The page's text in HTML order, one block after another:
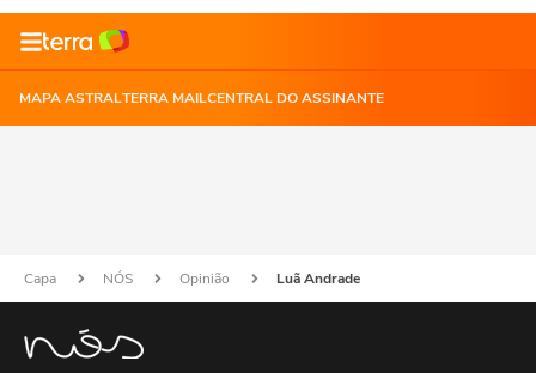
MAPA ASTRALTERRA MAILCENTRAL DO ASSINANTE
Capa NÓS Opinião Luã Andrade